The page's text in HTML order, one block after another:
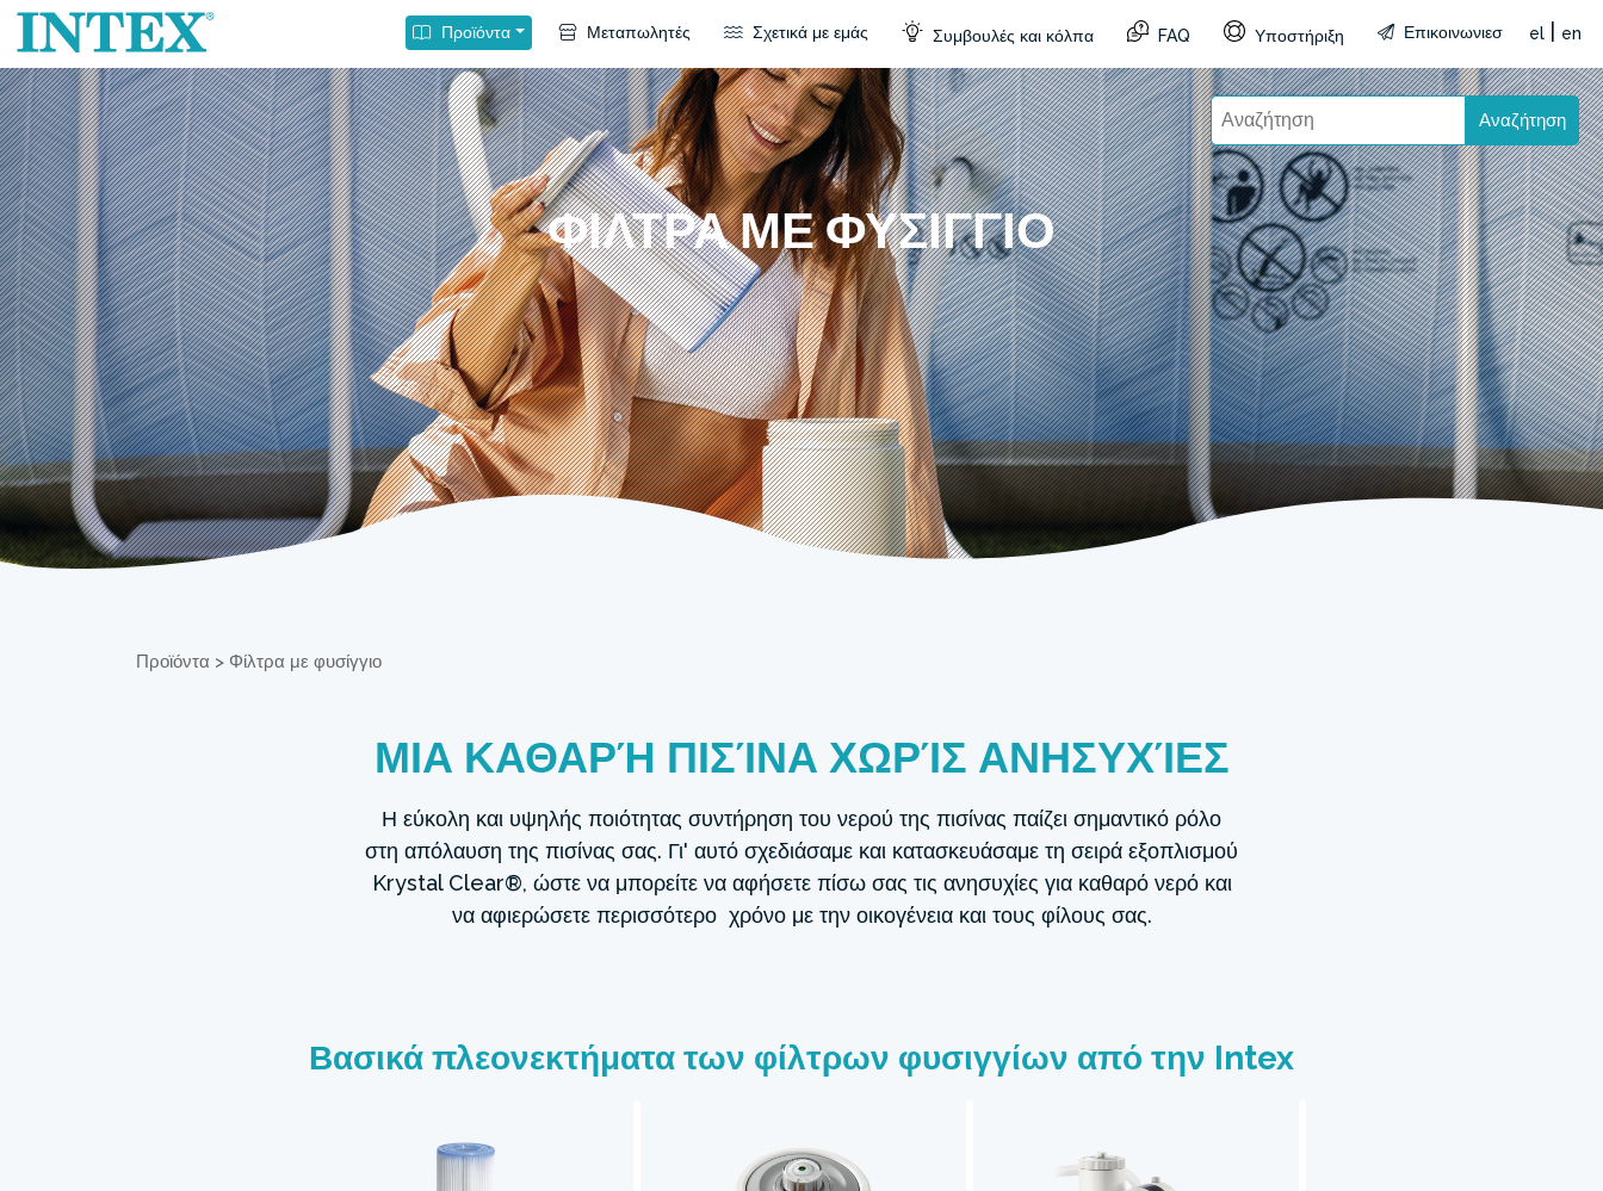
Προϊόντα Μεταπωλητές Σχετικά με εμάς Συμβουλές και κόλπα FAQ Υποστήριξη Επικοινωνιεσ el en
Αναζήτηση
ΦΊΛΤΡΑ ΜΕ ΦΥΣΊΓΓΙΟ
Προϊόντα > Φίλτρα με φυσίγγιο
ΜΙΑ ΚΑΘΑΡΉ ΠΙΣΊΝΑ ΧΩΡΊΣ ΑΝΗΣΥΧΊΕΣ
Η εύκολη και υψηλής ποιότητας συντήρηση του νερού της πισίνας παίζει σημαντικό ρόλο
στη απόλαυση της πισίνας σας. Γι' αυτό σχεδιάσαμε και κατασκευάσαμε τη σειρά εξοπλισμού
Krystal Clear®, ώστε να μπορείτε να αφήσετε πίσω σας τις ανησυχίες για καθαρό νερό και
να αφιερώσετε περισσότερο χρόνο με την οικογένεια και τους φίλους σας.
Βασικά πλεονεκτήματα των φίλτρων φυσιγγίων από την Intex